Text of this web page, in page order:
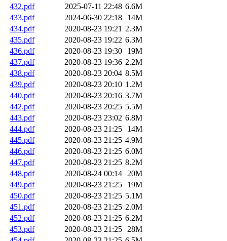
432.pdf
2025-07-11 22:48 6.6M
433.pdf
2024-06-30 22:18
14M
434.pdf
2020-08-23 19:21 2.3M
435.pdf
2020-08-23 19:22 6.3M
436.pdf
2020-08-23 19:30
19M
437.pdf
2020-08-23 19:36 2.2M
438.pdf
2020-08-23 20:04 8.5M
439.pdf
2020-08-23 20:10 1.2M
440.pdf
2020-08-23 20:16 3.7M
442.pdf
2020-08-23 20:25 5.5M
443.pdf
2020-08-23 23:02 6.8M
444.pdf
2020-08-23 21:25
14M
445.pdf
2020-08-23 21:25 4.9M
446.pdf
2020-08-23 21:25 6.0M
447.pdf
2020-08-23 21:25 8.2M
448.pdf
2020-08-24 00:14
20M
449.pdf
2020-08-23 21:25
19M
450.pdf
2020-08-23 21:25 5.1M
451.pdf
2020-08-23 21:25 2.0M
452.pdf
2020-08-23 21:25 6.2M
453.pdf
2020-08-23 21:25
28M